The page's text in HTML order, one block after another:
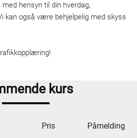
hensyn til din hverdag,
kan også være behjelpelig med skyss
kurs
Pris Påmelding